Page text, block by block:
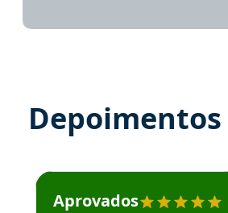
Depoimentos
Estudante José recomenda o
Aprovados